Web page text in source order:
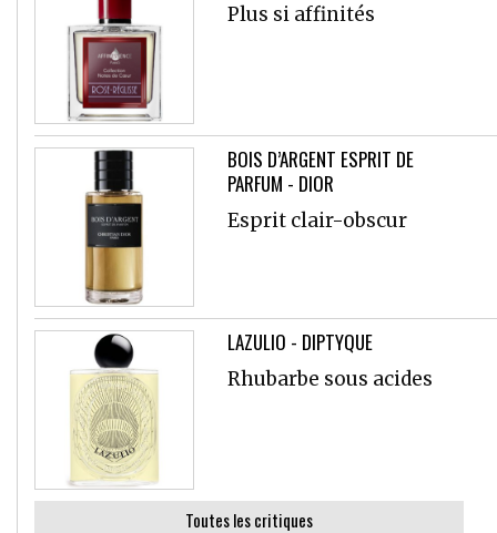
Plus si affinités
BOIS D’ARGENT ESPRIT DE
PARFUM - DIOR
Esprit clair-obscur
LAZULIO - DIPTYQUE
Rhubarbe sous acides
Toutes les critiques